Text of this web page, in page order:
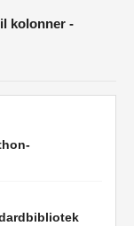
kolonner -